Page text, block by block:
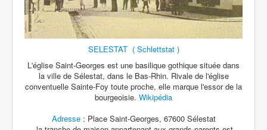
SELESTAT ( Schlettstat )
L'église Saint-Georges est une basilique gothique située dans
la ville de Sélestat, dans le Bas-Rhin. Rivale de l'église
conventuelle Sainte-Foy toute proche, elle marque l'essor de la
bourgeoisie. Wikipédia
Adresse: Place Saint-Georges, 67600 Sélestat